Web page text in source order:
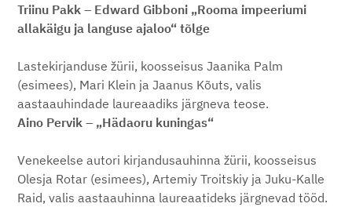
Triinu Pakk – Edward Gibboni „Rooma impeeriumi
allakäigu ja languse ajaloo“ tõlge
Lastekirjanduse žürii, koosseisus Jaanika Palm
(esimees), Mari Klein ja Jaanus Kõuts, valis
aastaauhindade laureaadiks järgneva teose.
Aino Pervik – „Hädaoru kuningas“
Venekeelse autori kirjandusauhinna žürii, koosseisus
Olesja Rotar (esimees), Artemiy Troitskiy ja Juku-Kalle
Raid, valis aastaauhinna laureaatideks järgnevad tööd.